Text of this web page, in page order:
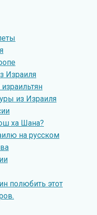
Израиля
из Израиля
ха Шана?
на русском
полюбить этот